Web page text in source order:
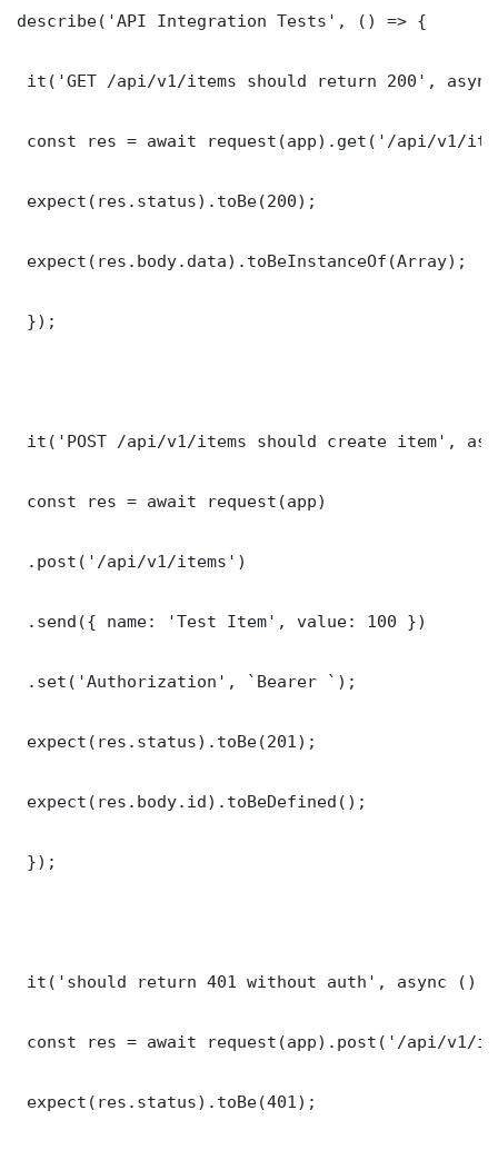
describe('API Integration Tests', () => {
it('GET /api/v1/items should return 200',
const res = await request(app).get('/api/v1/
expect(res.status).toBe(200);
expect(res.body.data).toBeInstanceOf(Array);
});
it('POST /api/v1/items should create item',
const res = await request(app)
.post('/api/v1/items')
.send({ name: 'Test Item', value: 100 })
.set('Authorization', `Bearer `);
expect(res.status).toBe(201);
expect(res.body.id).toBeDefined();
});
it('should return 401 without auth', async ()
const res = await request(app).post('/api/v1/
expect(res.status).toBe(401);